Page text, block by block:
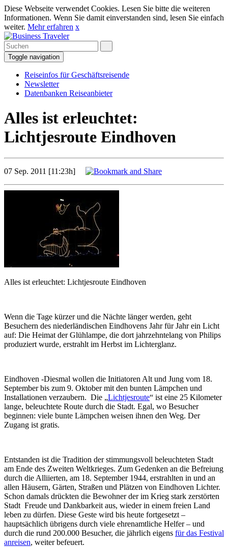
Diese Webseite verwendet Cookies. Lesen Sie bitte die weiteren
Informationen. Wenn Sie damit einverstanden sind, lesen Sie einfach
weiter. Mehr erfahren x
Toggle navigation
Reiseinfos für Geschäftsreisende
Newsletter
Datenbanken Reiseanbieter
Alles ist erleuchtet:
Lichtjesroute Eindhoven
07 Sep. 2011 [11:23h]
Alles ist erleuchtet: Lichtjesroute Eindhoven
Wenn die Tage kürzer und die Nächte länger werden, geht
Besuchern des niederländischen Eindhovens Jahr für Jahr ein Licht
auf: Die Heimat der Glühlampe, die dort jahrzehntelang von Philips
produziert wurde, erstrahlt im Herbst im Lichterglanz.
Eindhoven -Diesmal wollen die Initiatoren Alt und Jung vom 18.
September bis zum 9. Oktober mit den bunten Lämpchen und
Installationen verzaubern. Die „Lichtjesroute“ ist eine 25 Kilometer
lange, beleuchtete Route durch die Stadt. Egal, wo Besucher
beginnen: viele bunte Lämpchen weisen ihnen den Weg. Der
Zugang ist gratis.
Entstanden ist die Tradition der stimmungsvoll beleuchteten Stadt
am Ende des Zweiten Weltkrieges. Zum Gedenken an die Befreiung
durch die Alliierten, am 18. September 1944, erstrahlten in und an
allen Häusern, Gärten, Straßen und Plätzen von Eindhoven Lichter.
Schon damals drückten die Bewohner der im Krieg stark zerstörten
Stadt Freude und Dankbarkeit aus, wieder in einem freien Land
leben zu dürfen. Diese Geste wird bis heute fortgesetzt –
hauptsächlich übrigens durch viele ehrenamtliche Helfer – und
durch die rund 200.000 Besucher, die jährlich eigens für das Festival
anreisen, weiter befeuert.